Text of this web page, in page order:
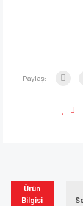
Paylaş:
Ürün
Bilgisi